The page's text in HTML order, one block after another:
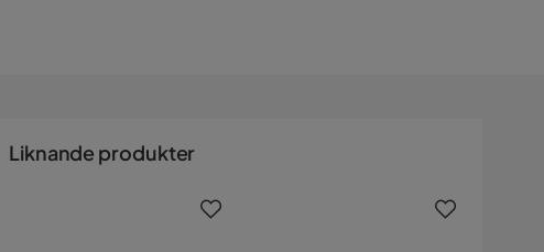
Liknande produkter